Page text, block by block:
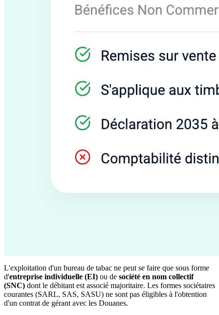
L'exploitation d'un bureau de tabac ne peut se faire que sous forme
d'entreprise individuelle (EI) ou de société en nom collectif
(SNC) dont le débitant est associé majoritaire. Les formes sociétaires
courantes (SARL, SAS, SASU) ne sont pas éligibles à l'obtention
d'un contrat de gérant avec les Douanes.